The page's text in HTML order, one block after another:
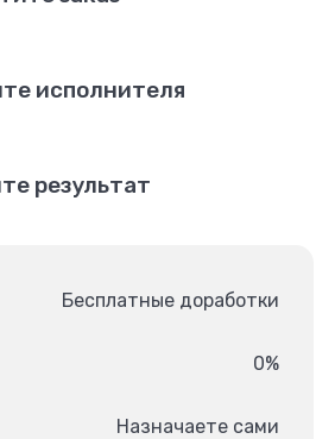
исполнителя
результат
Бесплатные доработки
0%
Назначаете сами